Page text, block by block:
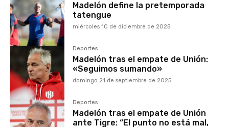
Madelón define la pretemporada
tatengue
miércoles 10 de diciembre de 2025
Deportes
Madelón tras el empate de Unión:
«Seguimos sumando»
domingo 21 de septiembre de 2025
Deportes
Madelón tras el empate de Unión
ante Tigre: “El punto no está mal,